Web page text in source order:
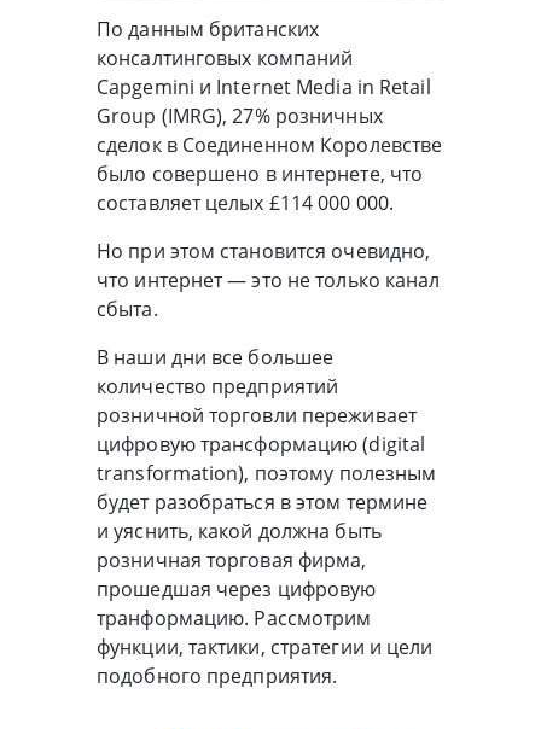
По данным британских
консалтинговых компаний
Capgemini и Internet Media in Retail
Group (IMRG), 27% розничных
сделок в Соединенном Королевстве
было совершено в интернете, что
составляет целых £114 000 000.
Но при этом становится очевидно,
что интернет — это не только канал
сбыта.
В наши дни все большее
количество предприятий
розничной торговли переживает
цифровую трансформацию (digital
transformation), поэтому полезным
будет разобраться в этом термине
и уяснить, какой должна быть
розничная торговая фирма,
прошедшая через цифровую
транформацию. Рассмотрим
функции, тактики, стратегии и цели
подобного предприятия.